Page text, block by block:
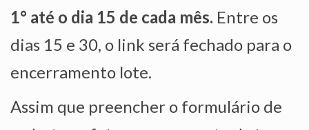
QUEM SOMOS
NOSSA HISTÓRIA
1° até o dia 15 de cada mês. Entre os
dias 15 e 30, o link será fechado para o
encerramento lote.
Assim que preencher o formulário de